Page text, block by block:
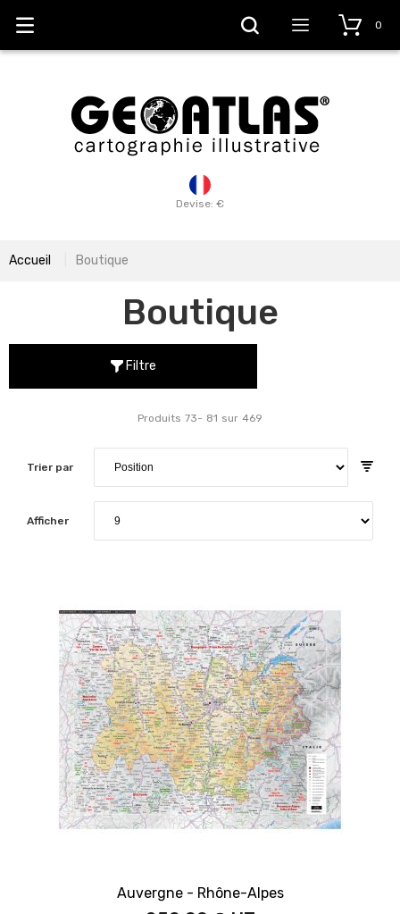
Devise: €
0
Accueil Boutique
Boutique
Filtre
Trier par
Produits 73- 81 sur 469
Afficher
Auvergne - Rhône-Alpes